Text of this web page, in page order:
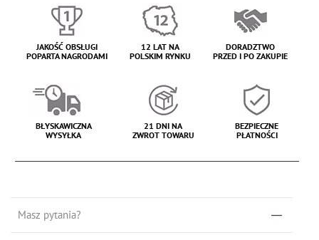
JAKOŚĆ OBSŁUGI
POPARTA NAGRODAMI
12 LAT NA
POLSKIM RYNKU
DORADZTWO
PRZED I PO ZAKUPIE
BŁYSKAWICZNA
WYSYŁKA
21 DNI NA
ZWROT TOWARU
BEZPIECZNE
PŁATNOŚCI
Masz pytania?